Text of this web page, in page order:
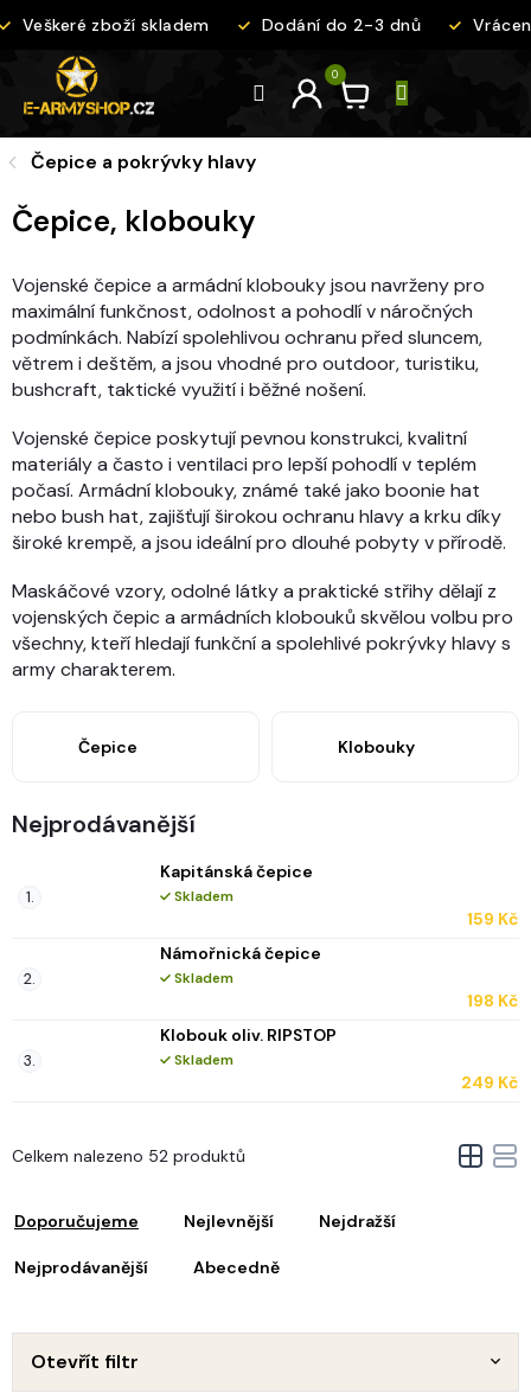
naVeškeré zboží skladem Dodání do 2-3 dnů Vrácení
Čepice a pokrývky hlavy
Čepice, klobouky
Vojenské čepice a armádní klobouky jsou navrženy pro
maximální funkčnost, odolnost a pohodlí v náročných
podmínkách. Nabízí spolehlivou ochranu před sluncem,
větrem i deštěm, a jsou vhodné pro outdoor, turistiku,
bushcraft, taktické využití i běžné nošení.
Vojenské čepice poskytují pevnou konstrukci, kvalitní
materiály a často i ventilaci pro lepší pohodlí v teplém
počasí. Armádní klobouky, známé také jako boonie hat
nebo bush hat, zajišťují širokou ochranu hlavy a krku díky
široké krempě, a jsou ideální pro dlouhé pobyty v přírodě.
Maskáčové vzory, odolné látky a praktické střihy dělají z
vojenských čepic a armádních klobouků skvělou volbu pro
všechny, kteří hledají funkční a spolehlivé pokrývky hlavy s
army charakterem.
Čepice Klobouky
Nejprodávanější
Kapitánská čepice
Skladem
159 Kč
Námořnická čepice
Skladem
198 Kč
Klobouk oliv. RIPSTOP
Skladem
249 Kč
Doporučujeme Nejlevnější Nejdražší
Nejprodávanější Abecedně
Celkem nalezeno 52 produktů
Otevřít filtr
V
ý
i
p
o